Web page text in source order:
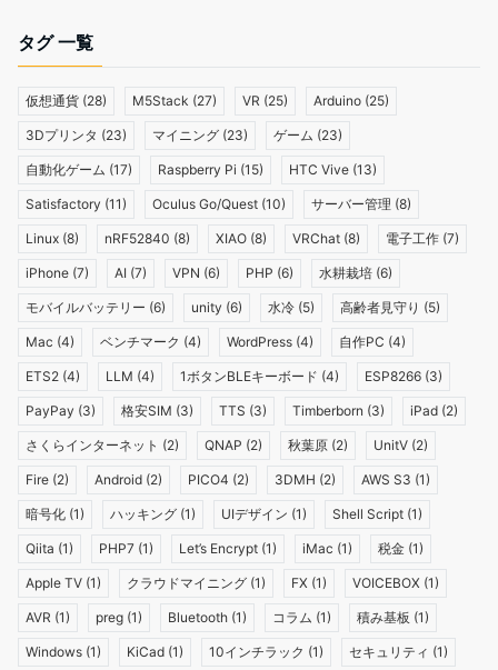
タグ 一覧
仮想通貨 (28) M5Stack (27) VR (25) Arduino (25)
3Dプリンタ (23) マイニング (23) ゲーム (23)
自動化ゲーム (17) Raspberry Pi (15) HTC Vive (13)
Satisfactory (11) Oculus Go/Quest (10) サーバー管理 (8)
Linux (8) nRF52840 (8) XIAO (8) VRChat (8) 電子工作 (7)
iPhone (7) AI (7) VPN (6) PHP (6) 水耕栽培 (6)
モバイルバッテリー (6) unity (6) 水冷 (5) 高齢者見守り (5)
Mac (4) ベンチマーク (4) WordPress (4) 自作PC (4)
ETS2 (4) LLM (4) 1ボタンBLEキーボード (4) ESP8266 (3)
PayPay (3) 格安SIM (3) TTS (3) Timberborn (3) iPad (2)
さくらインターネット (2) QNAP (2) 秋葉原 (2) UnitV (2)
Fire (2) Android (2) PICO4 (2) 3DMH (2) AWS S3 (1)
暗号化 (1) ハッキング (1) UIデザイン (1) Shell Script (1)
Qiita (1) PHP7 (1) Let’s Encrypt (1) iMac (1) 税金 (1)
Apple TV (1) クラウドマイニング (1) FX (1) VOICEBOX (1)
AVR (1) preg (1) Bluetooth (1) コラム (1) 積み基板 (1)
Windows (1) KiCad (1) 10インチラック (1) セキュリティ (1)